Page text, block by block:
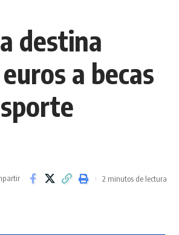
destina
a becas
2 minutos de lectura